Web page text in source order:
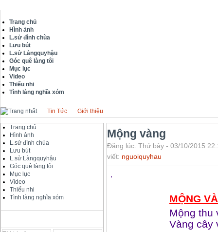
Trang chủ
Hình ảnh
L.sử đình chùa
Lưu bút
L.sử Làngquyhậu
Góc quê làng tôi
Mục lục
Video
Thiếu nhi
Tình làng nghĩa xóm
Tin Tức Giới thiệu
Trang chủ
Hình ảnh
L.sử đình chùa
Lưu bút
L.sử Làngquyhậu
Góc quê làng tôi
Mục lục
Video
Thiếu nhi
Tình làng nghĩa xóm
Mộng vàng
Đăng lúc: Thứ bảy - 03/10/2015
viết: nguoiquyhau
MỘNG
Mộng thu
Vàng cây